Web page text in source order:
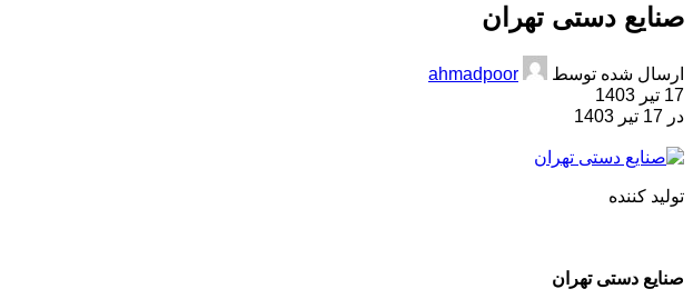
صنایع دستی تهران
ارسال شده توسط
ahmadpoor
17 تیر 1403
در 17 تیر 1403
تولید کننده
صنایع دستی تهران